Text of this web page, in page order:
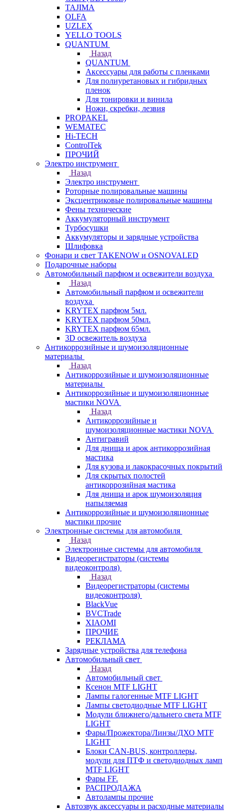
TAJIMA
OLFA
UZLEX
YELLO TOOLS
QUANTUM
Назад
QUANTUM
Аксессуары для работы с пленками
Для полиуретановых и гибридных
пленок
Для тонировки и винила
Ножи, скребки, лезвия
PROPAKEL
WEMATEC
Hi-TECH
ControlTek
ПРОЧИЙ
Электро инструмент
Назад
Электро инструмент
Роторные полировальные машины
Эксцентриковые полировальные машины
Фены технические
Аккумуляторный инструмент
Турбосушки
Аккумуляторы и зарядные устройства
Шлифовка
Фонари и свет TAKENOW и OSNOVALED
Подарочные наборы
Автомобильный парфюм и освежители воздуха
Назад
Автомобильный парфюм и освежители
воздуха
KRYTEX парфюм 5мл.
KRYTEX парфюм 50мл.
KRYTEX парфюм 65мл.
3D освежитель воздуха
Антикоррозийные и шумоизоляционные
материалы
Назад
Антикоррозийные и шумоизоляционные
материалы
Антикоррозийные и шумоизоляционные
мастики NOVA
Назад
Антикоррозийные и
шумоизоляционные мастики NOVA
Антигравий
Для днища и арок антикоррозийная
мастика
Для кузова и лакокрасочных покрытий
Для скрытых полостей
антикоррозийная мастика
Для днища и арок шумоизоляция
напыляемая
Антикоррозийные и шумоизоляционные
мастики прочие
Электронные системы для автомобиля
Назад
Электронные системы для автомобиля
Видеорегистраторы (системы
видеоконтроля)
Назад
Видеорегистраторы (системы
видеоконтроля)
BlackVue
BVCTrade
XIAOMI
ПРОЧИЕ
РЕКЛАМА
Зарядные устройства для телефона
Автомобильный свет
Назад
Автомобильный свет
Ксенон MTF LIGHT
Лампы галогенные MTF LIGHT
Лампы светодиодные MTF LIGHT
Модули ближнего/дальнего света MTF
LIGHT
Фары/Прожектора/Линзы/ДХО MTF
LIGHT
Блоки CAN-BUS, контроллеры,
модули для ПТФ и светодиодных ламп
MTF LIGHT
Фары FF.
РАСПРОДАЖА
Автолампы прочие
Автозвук аксессуары и расходные материалы